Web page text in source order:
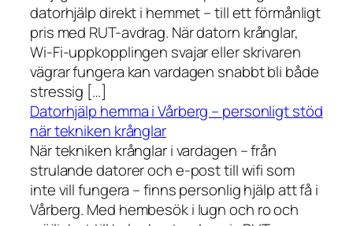
datorhjälp direkt i hemmet – till ett förmånligt
pris med RUT-avdrag. När datorn krånglar,
Wi-Fi-uppkopplingen svajar eller skrivaren
vägrar fungera kan vardagen snabbt bli både
stressig […]
Datorhjälp hemma i Vårberg – personligt stöd
när tekniken krånglar
När tekniken krånglar i vardagen – från
strulande datorer och e-post till wifi som
inte vill fungera – finns personlig hjälp att få i
Vårberg. Med hembesök i lugn och ro och